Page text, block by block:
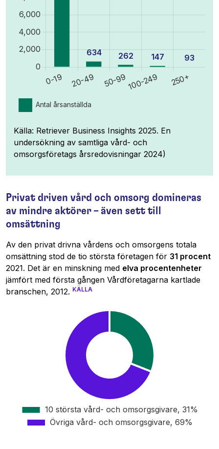
Källa: Retriever Business Insights 2025. En
undersökning av samtliga vård- och
omsorgsföretags årsredovisningar 2024)
Privat driven vård och omsorg domineras
av mindre aktörer – även sett till
omsättning
Av den privat drivna vårdens och omsorgens totala
omsättning stod de tio största företagen för 31 procent
2021. Det är en minskning med elva procentenheter
jämfört med första gången Vårdföretagarna kartlade
branschen, 2012. KÄLLA